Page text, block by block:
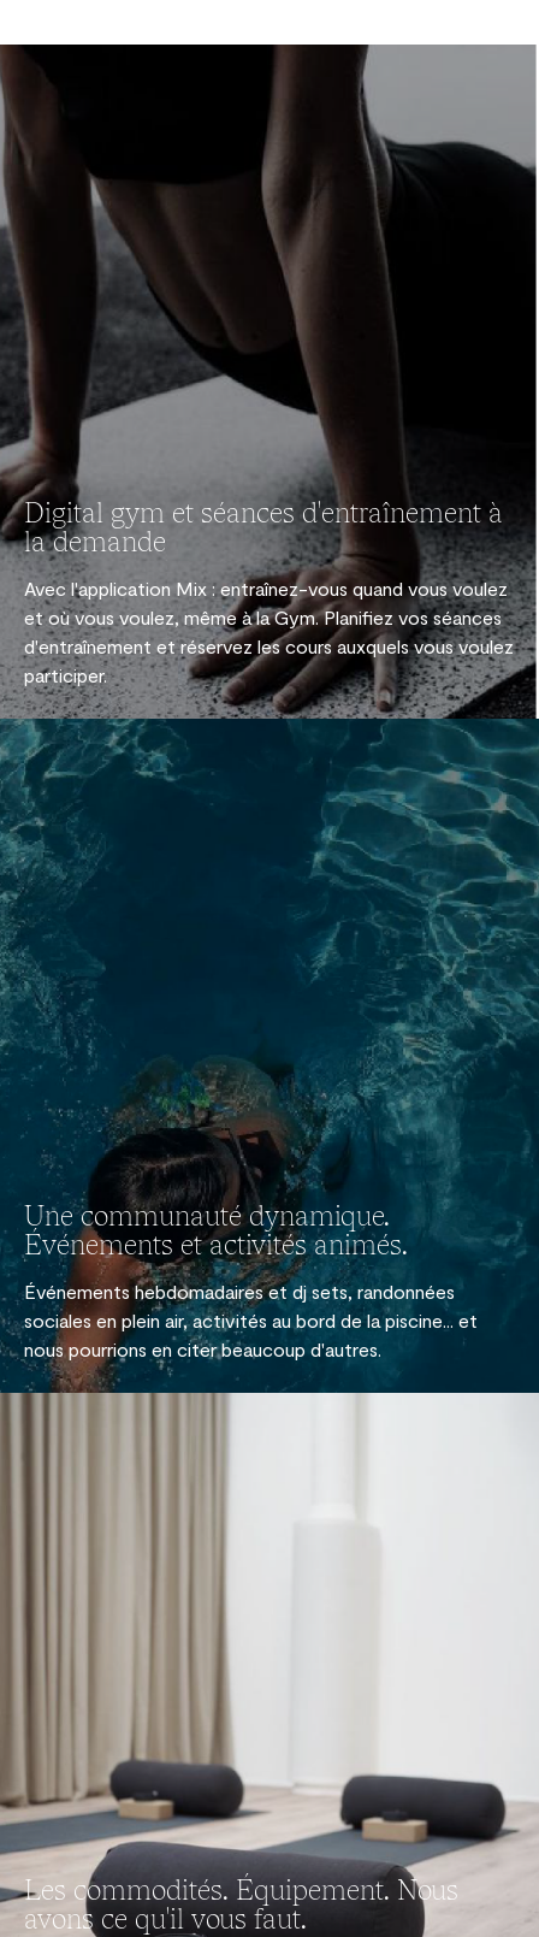
Digital gym et séances d'entraînement à
la demande
Avec l'application Mix : entraînez-vous quand vous voulez
et où vous voulez, même à la Gym. Planifiez vos séances
d'entraînement et réservez les cours auxquels vous voulez
participer.
Une communauté dynamique.
Événements et activités animés.
Événements hebdomadaires et dj sets, randonnées
sociales en plein air, activités au bord de la piscine... et
nous pourrions en citer beaucoup d'autres.
Les commodités. Équipement. Nous
avons ce qu'il vous faut.